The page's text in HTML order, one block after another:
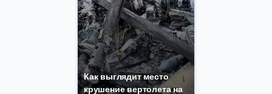
Как выглядит место
крушение вертолета на